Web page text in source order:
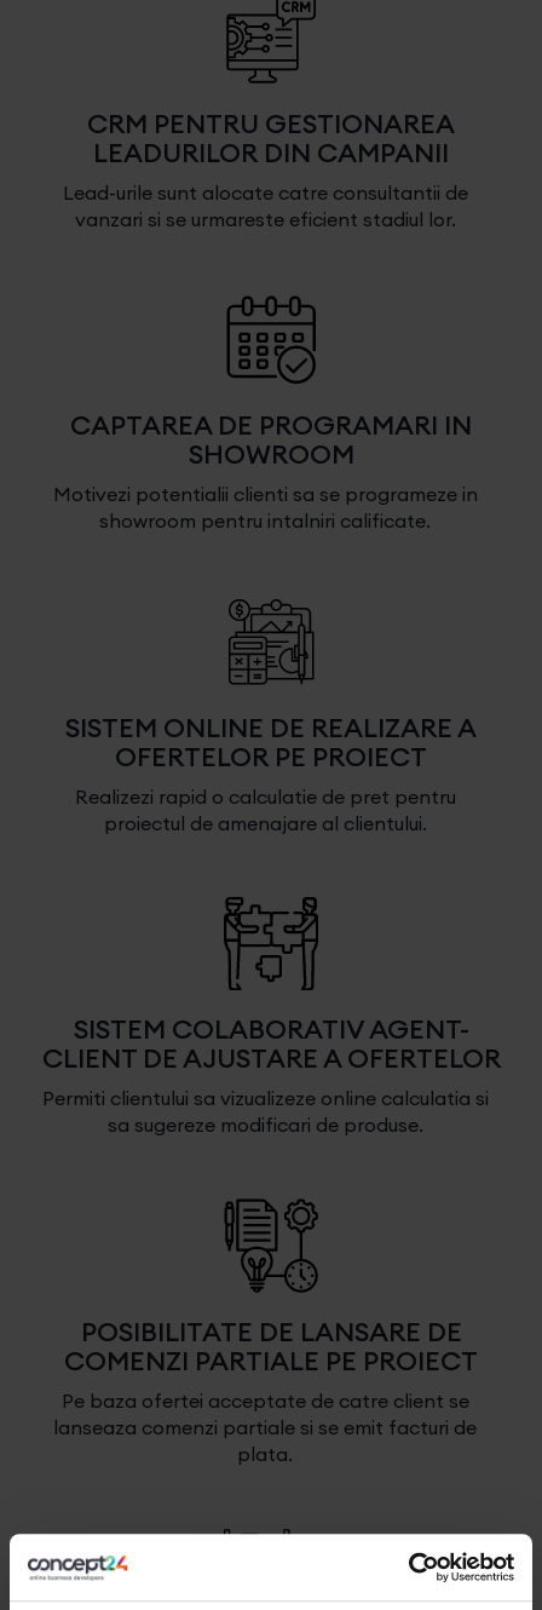
CRM PENTRU GESTIONAREA
LEADURILOR DIN CAMPANII
Lead-urile sunt alocate catre consultantii de
vanzari si se urmareste eficient stadiul lor.
CAPTAREA DE PROGRAMARI IN
SHOWROOM
Motivezi potentialii clienti sa se programeze in
showroom pentru intalniri calificate.
SISTEM ONLINE DE REALIZARE A
OFERTELOR PE PROIECT
Realizezi rapid o calculatie de pret pentru
proiectul de amenajare al clientului.
SISTEM COLABORATIV AGENT-
CLIENT DE AJUSTARE A OFERTELOR
Permiti clientului sa vizualizeze online calculatia si
sa sugereze modificari de produse.
POSIBILITATE DE LANSARE DE
COMENZI PARTIALE PE PROIECT
Pe baza ofertei acceptate de catre client se
lanseaza comenzi partiale si se emit facturi de
plata.